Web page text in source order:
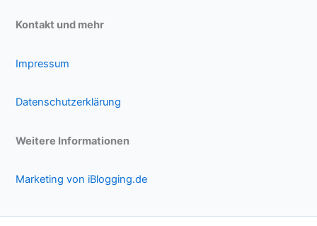
Kontakt und mehr
Impressum
Datenschutzerklärung
Weitere Informationen
Marketing von iBlogging.de